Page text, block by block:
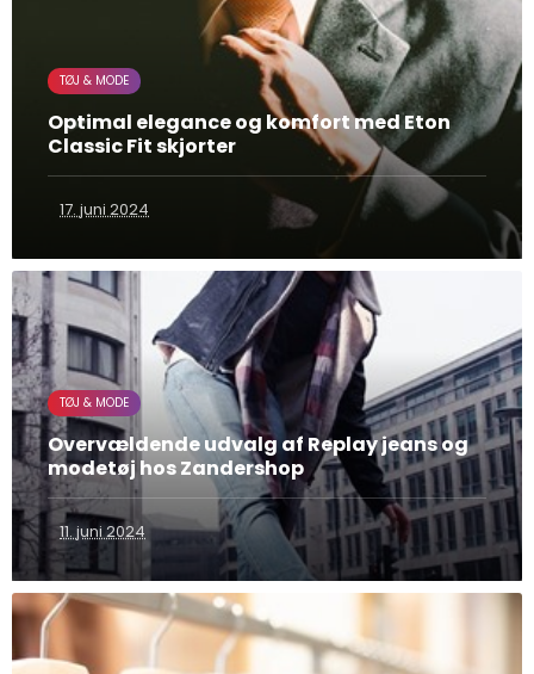
TØJ & MODE
Optimal elegance og komfort med Eton
Classic Fit skjorter
17. juni 2024
TØJ & MODE
Overvældende udvalg af Replay jeans og
modetøj hos Zandershop
11. juni 2024